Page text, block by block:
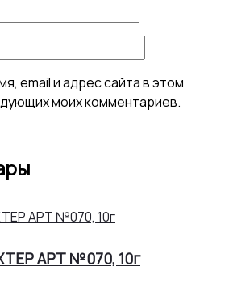
email и адрес сайта в этом
моих комментариев.
АРТ №070, 10г